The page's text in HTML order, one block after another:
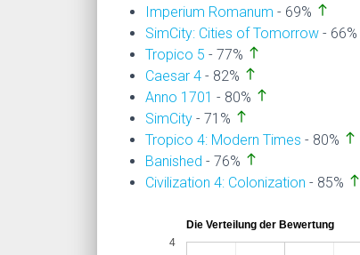
Imperium Romanum - 69% north
SimCity: Cities of Tomorrow - 66%
Tropico 5 - 77% north
Caesar 4 - 82% north
Anno 1701 - 80% north
SimCity - 71% north
Tropico 4: Modern Times - 80% north
Banished - 76% north
Civilization 4: Colonization - 85% north
Die Verteilung der Bewertung
4